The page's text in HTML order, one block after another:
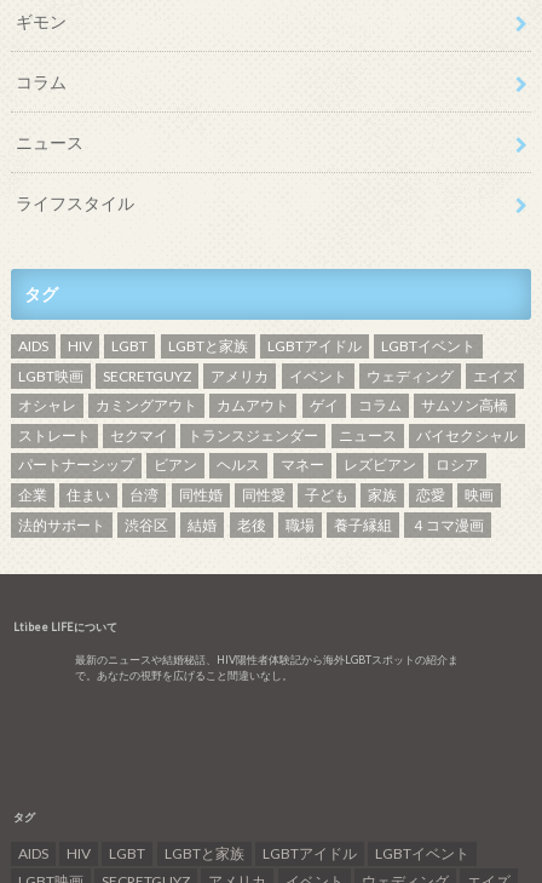
ギモン
コラム
ニュース
ライフスタイル
タグ
AIDS HIV LGBT LGBTと家族 LGBTアイドル
LGBTイベント
LGBT映画
SECRETGUYZ アメリカ イベント ウェディング
エイズ
オシャレ
カミングアウト カムアウト ゲイ コラム
サムソン高橋
ストレート
セクマイ トランスジェンダー ニュース
バイセクシャル
パートナーシップ
ビアン ヘルス マネー レズビアン
ロシア
企業
住まい 台湾 同性婚 同性愛 子ども 家族 恋愛
映画
法的サポート
渋谷区 結婚 老後 職場 養子縁組 ４コマ漫画
Ltibee LIFEについて
最新のニュースや結婚秘話、HIV陽性者体験記から海外LGBTスポットの紹介ま
で。あなたの視野を広げること間違いなし。
タグ
AIDS HIV LGBT LGBTと家族 LGBTアイドル
LGBTイベント